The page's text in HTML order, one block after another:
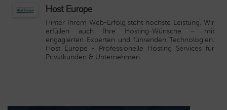
Host Europe
Hinter Ihrem Web-Erfolg steht höchste Leistung. Wir
erfüllen auch Ihre Hosting-Wünsche – mit
engagierten Experten und führenden Technologien.
Host Europe - Professionelle Hosting Services für
Privatkunden & Unternehmen.